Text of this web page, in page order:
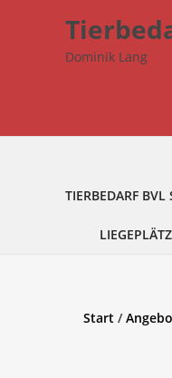
Dominik Lang
TIERBEDARF BVL
Start/